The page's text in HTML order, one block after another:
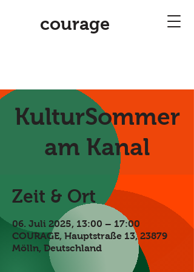
courage
KulturSommer
am Kanal
Zeit & Ort
06. Juli 2025, 13:00 – 17:00
COURAGE, Hauptstraße 13, 23879
Mölln, Deutschland